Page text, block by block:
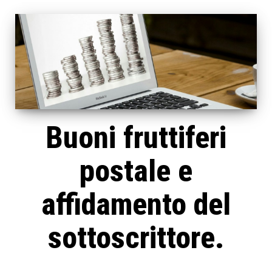
Buoni fruttiferi
postale e
affidamento del
sottoscrittore.